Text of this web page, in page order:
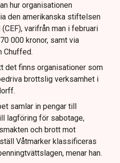
hur organisationen
den amerikanska stiftelsen
varifrån man i februari
000 kronor, samt via
Chuffed.
det finns organisationer som
brottslig verksamhet i
samlar in pengar till
lagföring för sabotage,
och brott mot
Våtmarker klassificeras
menar han.